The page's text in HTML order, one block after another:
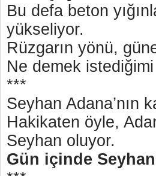
Bu defa beton
yükseliyor.
Rüzgarın yönü,
Ne demek istediğimi
***
Seyhan Adana’nın
Hakikaten öyle,
Seyhan oluyor.
Gün içinde